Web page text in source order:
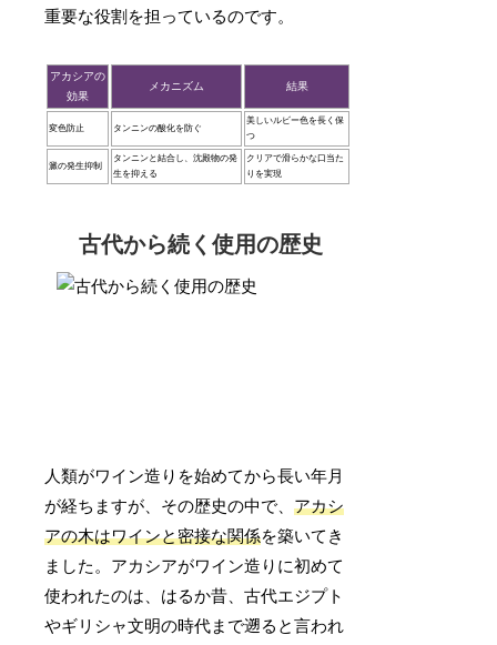
重要な役割を担っているのです。
アカシアの
効果
メカニズム 結果
変色防止 タンニンの酸化を防ぐ
美しいルビー色を長く保
つ
澱の発生抑制
タンニンと結合し、沈殿物の発
生を抑える
クリアで滑らかな口当た
りを実現
古代から続く使用の歴史
人類がワイン造りを始めてから長い年月
が経ちますが、その歴史の中で、アカシ
アの木はワインと密接な関係を築いてき
ました。アカシアがワイン造りに初めて
使われたのは、はるか昔、古代エジプト
やギリシャ文明の時代まで遡ると言われ